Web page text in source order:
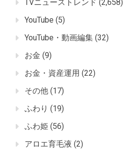
TVニューストレンド (2,658)
YouTube (5)
YouTube・動画編集 (32)
お金 (9)
お金・資産運用 (22)
その他 (17)
ふわり (19)
ふわ姫 (56)
アロエ育毛液 (2)